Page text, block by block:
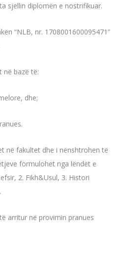
sjellin diplomën e nostrifikuar.
“NLB, nr. 1708001600095471”
në bazë të:
dhe;
në fakultet dhe i nënshtrohen të
formulohet nga lëndët e
2. Fikh&Usul, 3. Histori
arritur në provimin pranues